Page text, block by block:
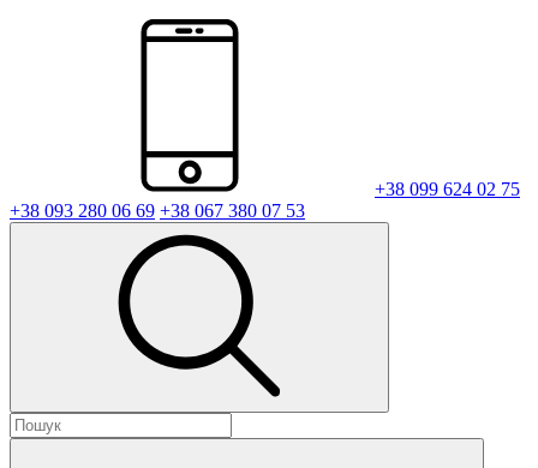
+38 099 624 02 75
+38 093 280 06 69 +38 067 380 07 53